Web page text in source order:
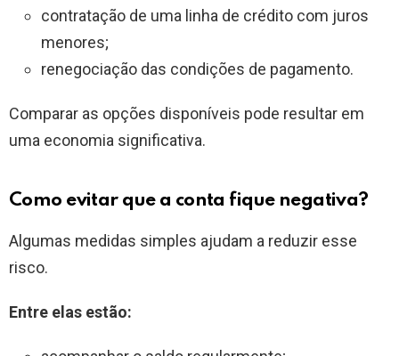
contratação de uma linha de crédito com juros
menores;
renegociação das condições de pagamento.
Comparar as opções disponíveis pode resultar em
uma economia significativa.
Como evitar que a conta fique negativa?
Algumas medidas simples ajudam a reduzir esse
risco.
Entre elas estão: